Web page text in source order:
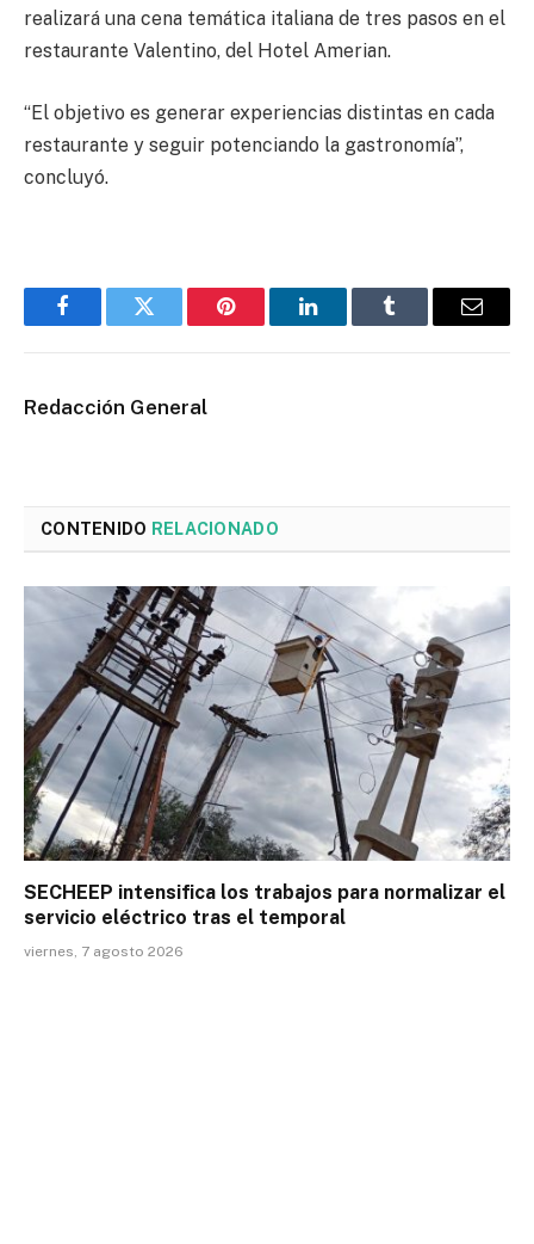
realizará una cena temática italiana de tres pasos en el
restaurante Valentino, del Hotel Amerian.
“El objetivo es generar experiencias distintas en cada
restaurante y seguir potenciando la gastronomía”,
concluyó.
FacebookTwitter Pinterest LinkedInTumblr Email
Redacción General
CONTENIDO RELACIONADO
SECHEEP intensifica los trabajos para normalizar el
servicio eléctrico tras el temporal
viernes, 7 agosto 2026